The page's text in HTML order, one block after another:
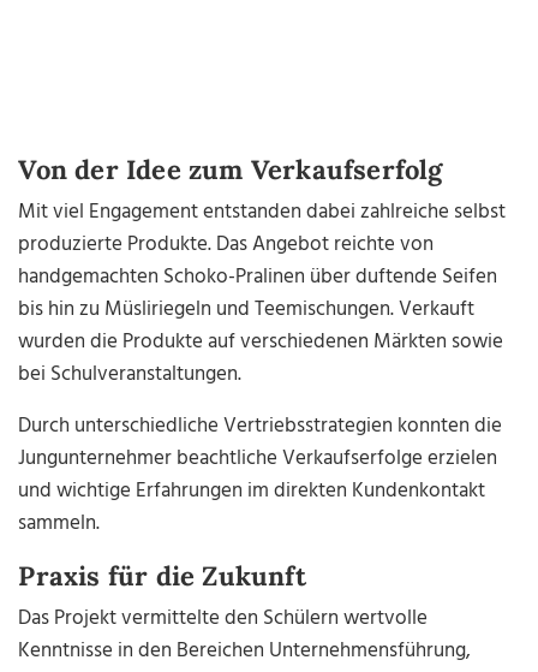
Von der Idee zum Verkaufserfolg
Mit viel Engagement entstanden dabei zahlreiche selbst
produzierte Produkte. Das Angebot reichte von
handgemachten Schoko-Pralinen über duftende Seifen
bis hin zu Müsliriegeln und Teemischungen. Verkauft
wurden die Produkte auf verschiedenen Märkten sowie
bei Schulveranstaltungen.
Durch unterschiedliche Vertriebsstrategien konnten die
Jungunternehmer beachtliche Verkaufserfolge erzielen
und wichtige Erfahrungen im direkten Kundenkontakt
sammeln.
Praxis für die Zukunft
Das Projekt vermittelte den Schülern wertvolle
Kenntnisse in den Bereichen Unternehmensführung,